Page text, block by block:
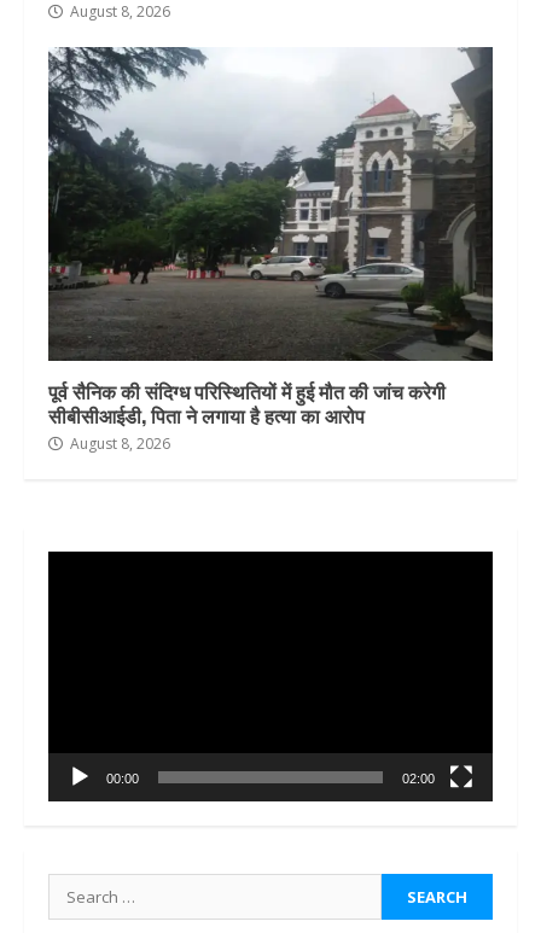
August 8, 2026
पूर्व सैनिक की संदिग्ध परिस्थितियों में हुई मौत की जांच करेगी
सीबीसीआईडी, पिता ने लगाया है हत्या का आरोप
August 8, 2026
00:00 02:00
Search
for: